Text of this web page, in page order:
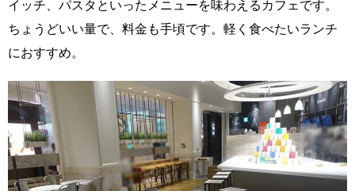
イッチ、パスタといったメニューを味わえるカフェです。
ちょうどいい量で、料金も手頃です。軽く食べたいランチ
におすすめ。